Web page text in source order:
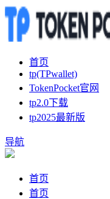
首页
tp(TPwallet)
TokenPocket官网
tp2.0下载
tp2025最新版
导航
首页
首页